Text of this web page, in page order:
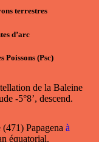
terrestres
d’arc
Poissons (Psc)
de la Baleine
-5°8’, descend.
Papagena à
équatorial.